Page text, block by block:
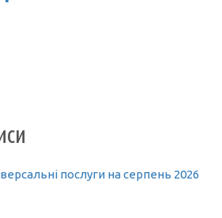
послуги на серпень 2026